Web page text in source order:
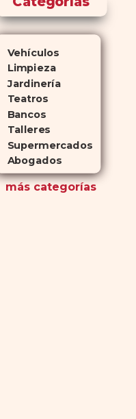
Vehículos
Limpieza
Jardinería
Teatros
Bancos
Talleres
Supermercados
Abogados
más categorías